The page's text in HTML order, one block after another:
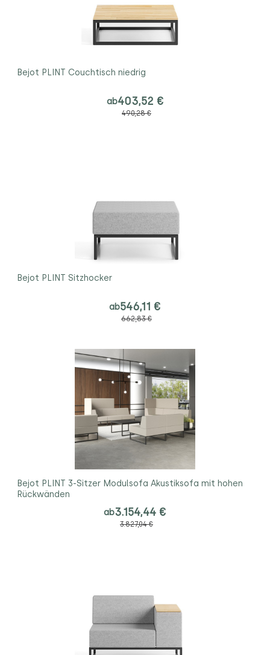
Bejot PLINT Couchtisch niedrig
ab403,52 €
490,28 €
Bejot PLINT Sitzhocker
ab546,11 €
662,83 €
Bejot PLINT 3-Sitzer Modulsofa Akustiksofa mit hohen
Rückwänden
ab3.154,44 €
3.827,04 €